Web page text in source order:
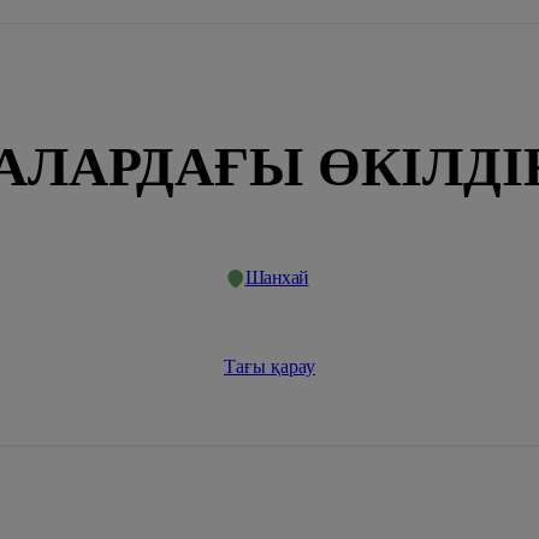
Шанхай
Тағы қарау